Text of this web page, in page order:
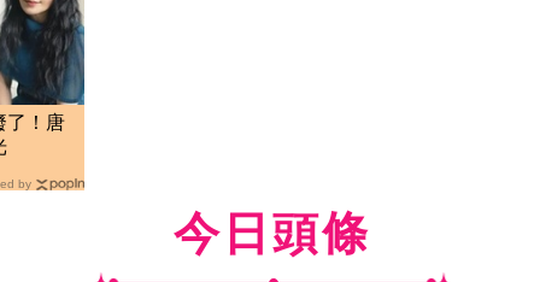
了！唐
by
今日頭條